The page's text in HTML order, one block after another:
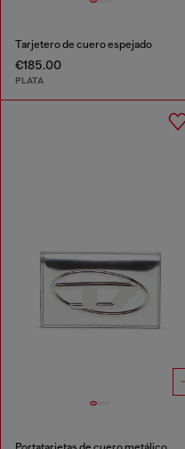
Tarjetero de cuero espejado
€185.00
PLATA